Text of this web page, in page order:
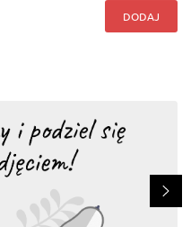
DODAJ